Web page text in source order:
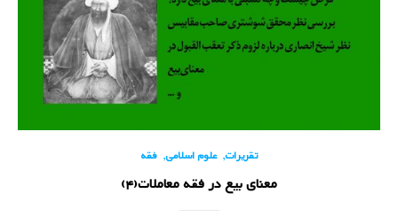
تقریرات,علوم اسلامی, فقه
معنای بیع در فقه معاملات(4)